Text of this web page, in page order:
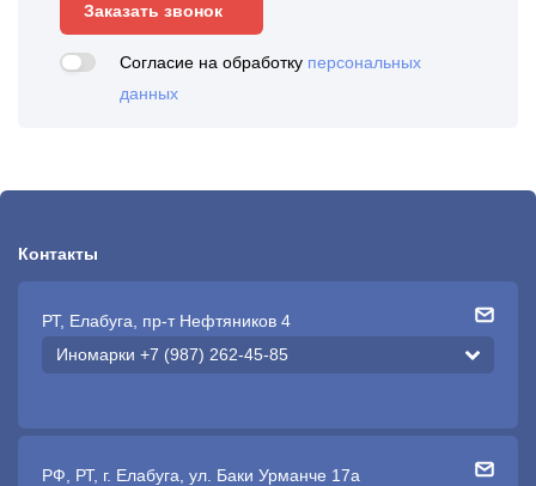
Заказать звонок
Согласие на обработку персональных
данных
Контакты
РТ, Елабуга, пр-т Нефтяников 4
Иномарки +7 (987) 262-45-85
РФ, РТ, г. Елабуга, ул. Баки Урманче 17а